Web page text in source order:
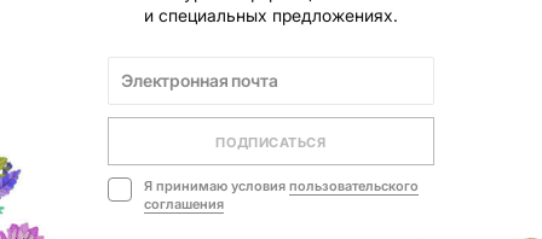
и специальных предложениях.
ПОДПИСАТЬСЯ
Я принимаю условия пользовательского
соглашения